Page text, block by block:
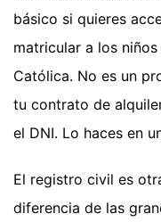
básico si quieres
matricular a los
Católica. No es un
tu contrato de
el DNI. Lo haces en
El registro civil es
diferencia de las